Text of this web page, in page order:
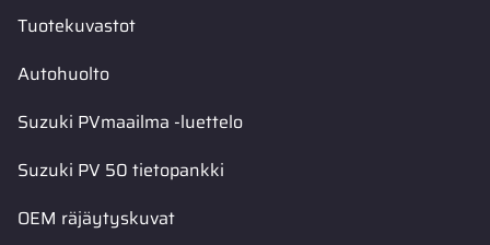
Tuotekuvastot
Autohuolto
Suzuki PVmaailma -luettelo
Suzuki PV 50 tietopankki
OEM räjäytyskuvat